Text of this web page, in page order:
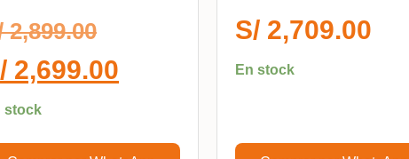
2,899.00
2,699.00
stock
S/ 2,709.00
En stock